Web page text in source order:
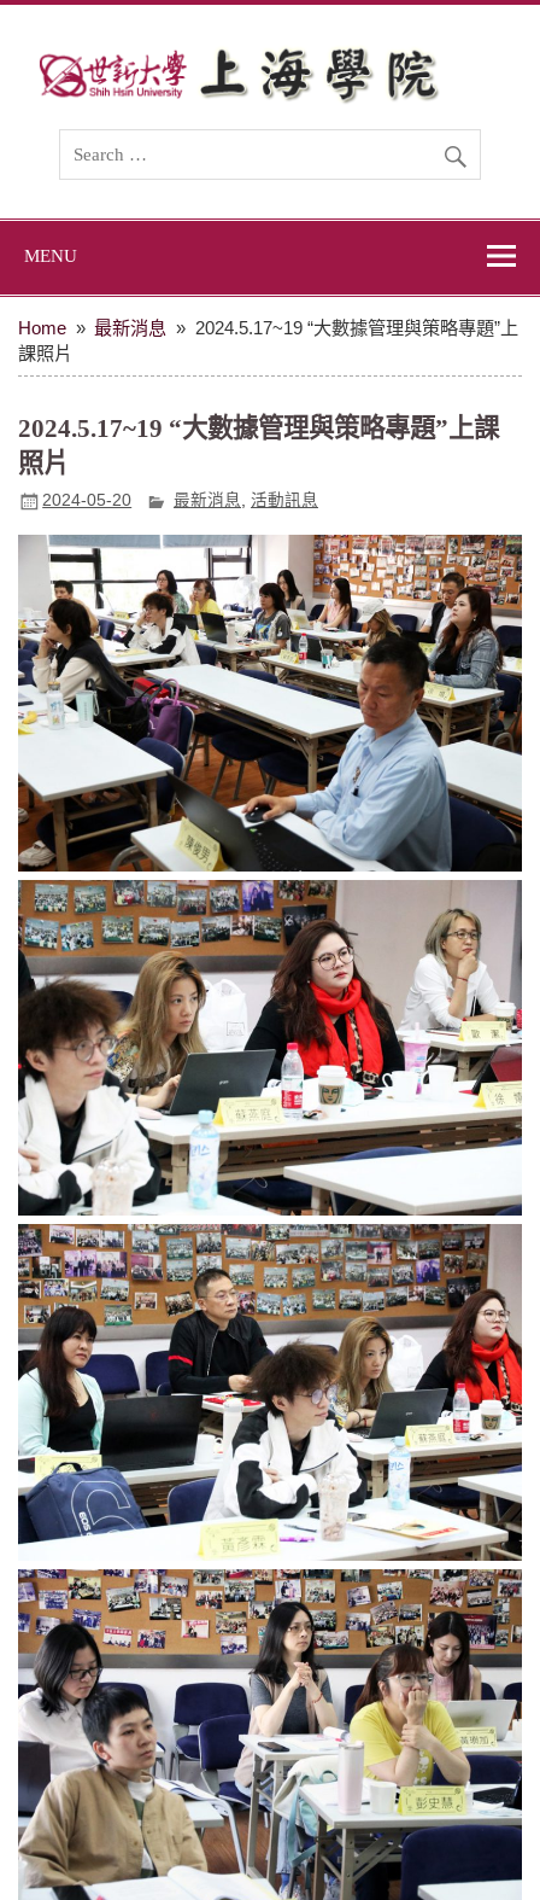
Skip
世新大學上海學
世新大學上海學院網站
MENU
Home 最新消息
2024.5.17~19 “大數據管理與策略專題”上
課照片
2024.5.17~19 “大數據管理與策略專題”上課
照片
2024-05-20 最新消息,活動訊息